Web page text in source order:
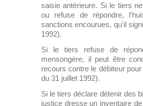
saisie antérieure. Si le tiers
ou refuse de répondre,
sanctions encourues, qu'il
1992).
Si le tiers refuse de
mensongère, il peut être
recours contre le débiteur
du 31 juillet 1992).
Si le tiers déclare détenir des
justice dresse un inventaire